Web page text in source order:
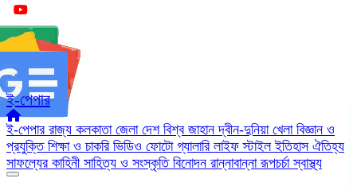
ই-পেপার
ই-পেপার রাজ্য কলকাতা জেলা দেশ বিশ্ব জাহানদ্বীন-দুনিয়া খেলা বিজ্ঞান ও
প্রযুক্তি শিক্ষা ও চাকরি ভিডিও ফোটো গ্যালারি লাইফ স্টাইলইতিহাস ঐতিহ্য
সাফল্যের কাহিনী সাহিত্য ও সংস্কৃতি বিনোদন রান্নাবান্নারূপচর্চাস্বাস্থ্য